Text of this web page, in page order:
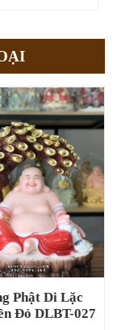
Phật Di Lặc
Đỏ DLBT-027